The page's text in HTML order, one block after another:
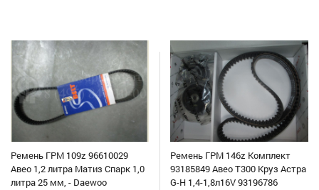
Ремень ГРМ 109z 96610029
Авео 1,2 литра Матиз Спарк 1,0
литра 25 мм, - Daewoo
Ремень ГРМ 146z Комплект
93185849 Авео Т300 Круз Астра
G-H 1,4-1,8л16V 93196786